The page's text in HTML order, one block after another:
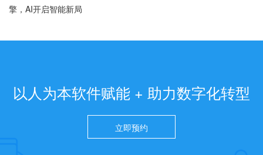
擎，AI开启智能新局
以人为本软件赋能 + 助力数字化转型
立即预约